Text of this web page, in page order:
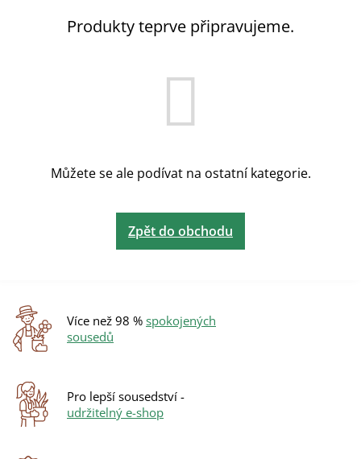
Produkty teprve připravujeme.
Můžete se ale podívat na ostatní kategorie.
Zpět do obchodu
Více než 98 % spokojených
sousedů
Pro lepší sousedství -
udržitelný e-shop